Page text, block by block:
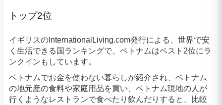
トップ2位
イギリスのInternationalLiving.com発行による、世界で安
く生活できる国ランキングで、ベトナムはベスト2位にラ
ンクインもしています。
ベトナムでお金を使わない暮らしが紹介され、ベトナム
の地元産の食料や家庭用品を買い、ベトナム現地の人が
行くようなレストランで食べたり飲んだりすると、比較